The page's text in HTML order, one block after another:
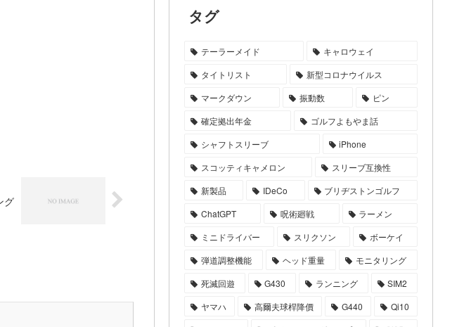
グ
タグ
テーラーメイド
キャロウェイ
タイトリスト
新型コロナウイルス
マークダウン
振動数
ピン
確定拠出年金
ゴルフよもやま話
シャフトスリーブ
iPhone
スコッティキャメロン
スリーブ互換性
新製品
IDeCo
ブリヂストンゴルフ
ChatGPT
呪術廻戦
ラーメン
ミニドライバー
スリクソン
ボーケイ
弾道調整機能
ヘッド重量
モニタリング
死滅回遊
G430 ランニング
SIM2
ヤマハ
高爾夫球桿降價 G440
Qi10